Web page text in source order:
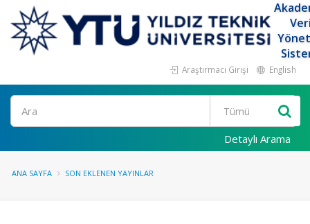
Araştırmacı Girişi English
Ara
Detaylı Arama
ANA SAYFA SON EKLENEN YAYINLAR